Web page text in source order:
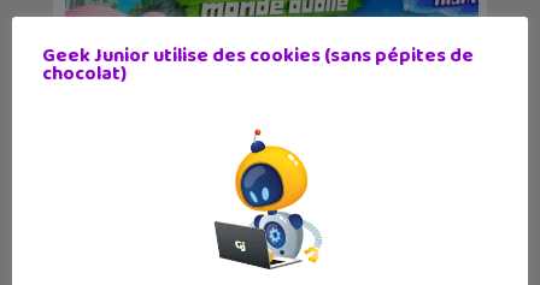
Kirby et le monde oublié : une version
Geek Junior utilise des cookies (sans pépites de
chocolat)